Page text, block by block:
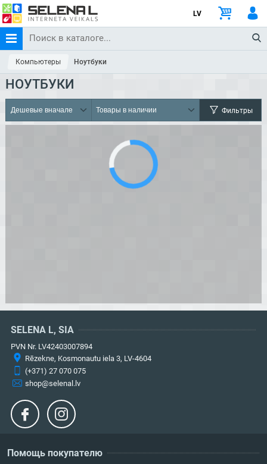
LV
Компьютеры Ноутбуки
НОУТБУКИ
Фильтры
Помощь покупателю
SELENA L, SIA
PVN Nr. LV42403007894
Rēzekne, Kosmonautu iela 3, LV-4604
(+371) 27 070 075
shop@selenal.lv